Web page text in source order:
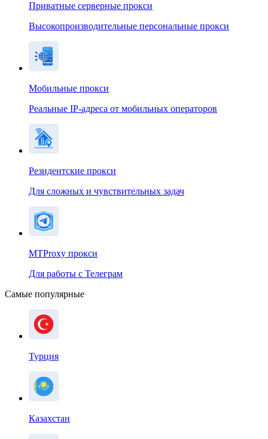
Приватные серверные прокси
Высокопроизводительные персональные прокси
Мобильные прокси
Реальные IP-адреса от мобильных операторов
Резидентские прокси
Для сложных и чувствительных задач
MTProxy прокси
Для работы с Телеграм
Самые популярные
Турция
Казахстан